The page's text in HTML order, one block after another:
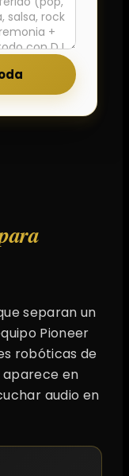
separan un
Pioneer
robóticas de
en
audio en